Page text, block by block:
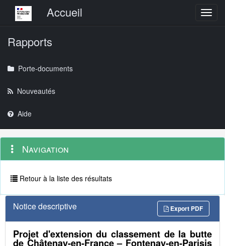
Menu principalAccueil
Rapports
Porte-documents
Nouveautés
Aide
Navigation
outils
Menu
contextuel
Navigation
Retour à la liste des résultats
Notice descriptive Export PDF
Projet d'extension du classement de la butte
de Châtenay-en-France – Fontenay-en-Parisis